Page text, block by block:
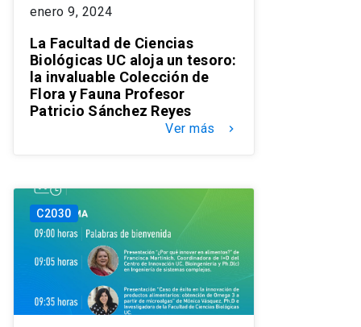
enero 9, 2024
La Facultad de Ciencias
Biológicas UC aloja un tesoro:
la invaluable Colección de
Flora y Fauna Profesor
Patricio Sánchez Reyes
Ver más keyboard_arrow_right
C2030